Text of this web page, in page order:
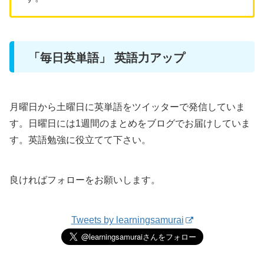
「毎日英単語」 英語力アップ
月曜日から土曜日に英単語をツイッターで発信していま
す。日曜日には1週間のまとめをブログでお届けしていま
す。英語勉強に役立てて下さい。
良ければフォローをお願いします。
Tweets by learningsamurai